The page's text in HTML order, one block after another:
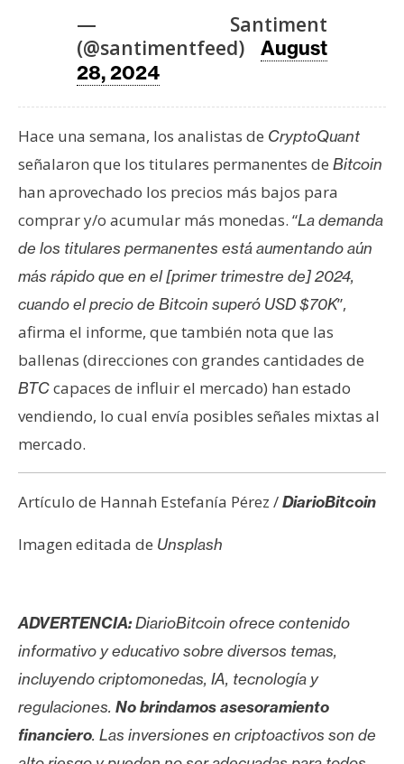
— Santiment
(@santimentfeed) August
28, 2024
Hace una semana, los analistas de CryptoQuant
señalaron que los titulares permanentes de Bitcoin
han aprovechado los precios más bajos para
comprar y/o acumular más monedas. “La demanda
de los titulares permanentes está aumentando aún
más rápido que en el [primer trimestre de] 2024,
cuando el precio de Bitcoin superó USD $70K”,
afirma el informe, que también nota que las
ballenas (direcciones con grandes cantidades de
BTCcapaces de influir el mercado) han estado
vendiendo, lo cual envía posibles señales mixtas al
mercado.
Artículo de Hannah Estefanía Pérez /DiarioBitcoin
Imagen editada de Unsplash
ADVERTENCIA:DiarioBitcoin ofrece contenido
informativo y educativo sobre diversos temas,
incluyendo criptomonedas, IA, tecnología y
regulaciones. No brindamos asesoramiento
financiero. Las inversiones en criptoactivos son de